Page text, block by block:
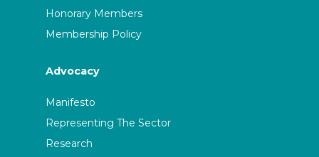
Honorary Members
Membership Policy
Advocacy
Manifesto
Representing The Sector
Research